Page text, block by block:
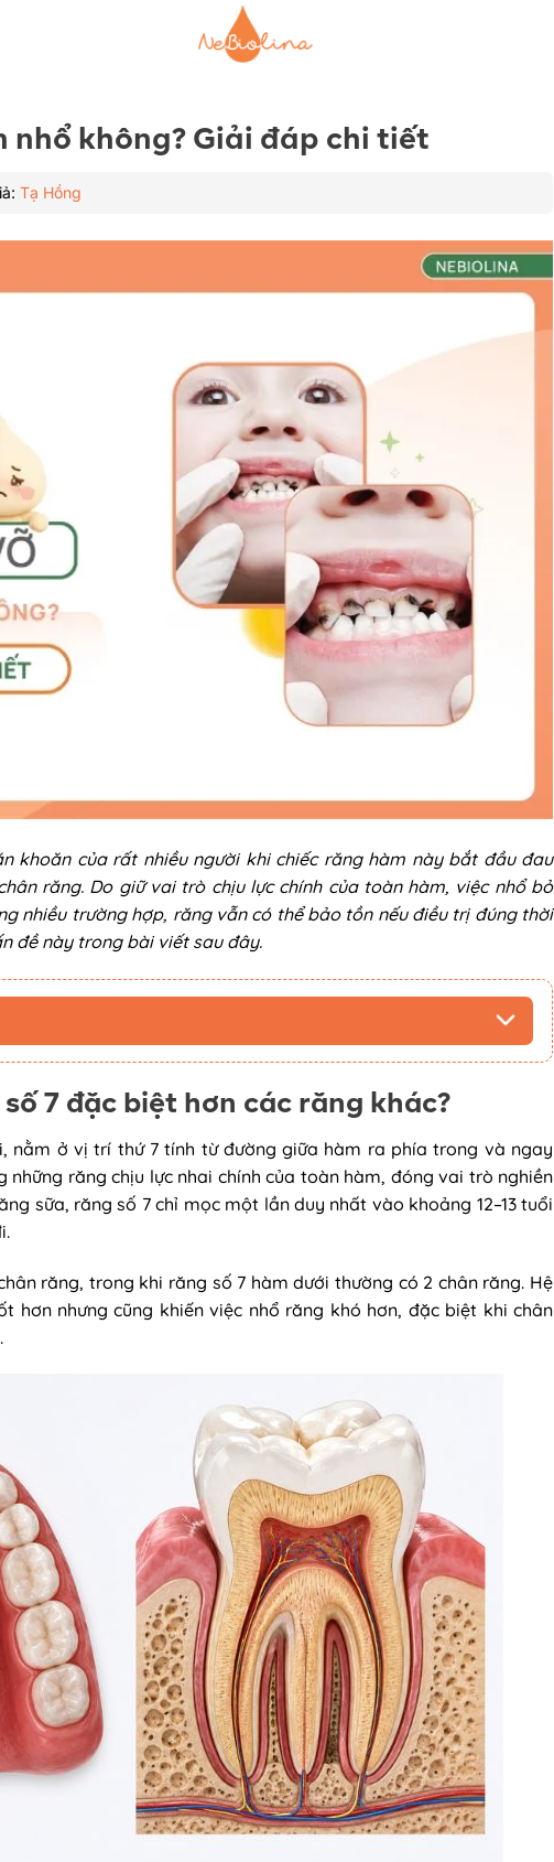
nhổ không? Giải đáp chi tiết
Tạ Hồng
khoăn của rất nhiều người khi chiếc răng hàm này bắt đầu đau
răng. Do giữ vai trò chịu lực chính của toàn hàm, việc nhổ bỏ
nhiều trường hợp, răng vẫn có thể bảo tồn nếu điều trị đúng thời
đề này trong bài viết sau đây.
7 đặc biệt hơn các răng khác?
nằm ở vị trí thứ 7 tính từ đường giữa hàm ra phía trong và ngay
răng chịu lực nhai chính của toàn hàm, đóng vai trò nghiền
sữa, răng số 7 chỉ mọc một lần duy nhất vào khoảng 12–13 tuổi
răng, trong khi răng số 7 hàm dưới thường có 2 chân răng. Hệ
hơn nhưng cũng khiến việc nhổ răng khó hơn, đặc biệt khi chân